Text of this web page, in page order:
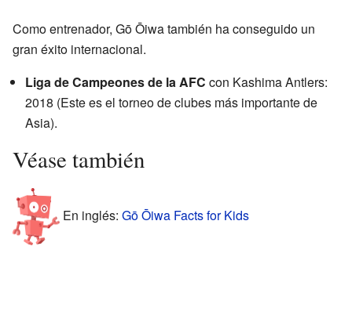
Como entrenador, Gō Ōiwa también ha conseguido un
gran éxito internacional.
Liga de Campeones de la AFC con Kashima Antlers:
2018 (Este es el torneo de clubes más importante de
Asia).
Véase también
En inglés: Gō Ōiwa Facts for Kids